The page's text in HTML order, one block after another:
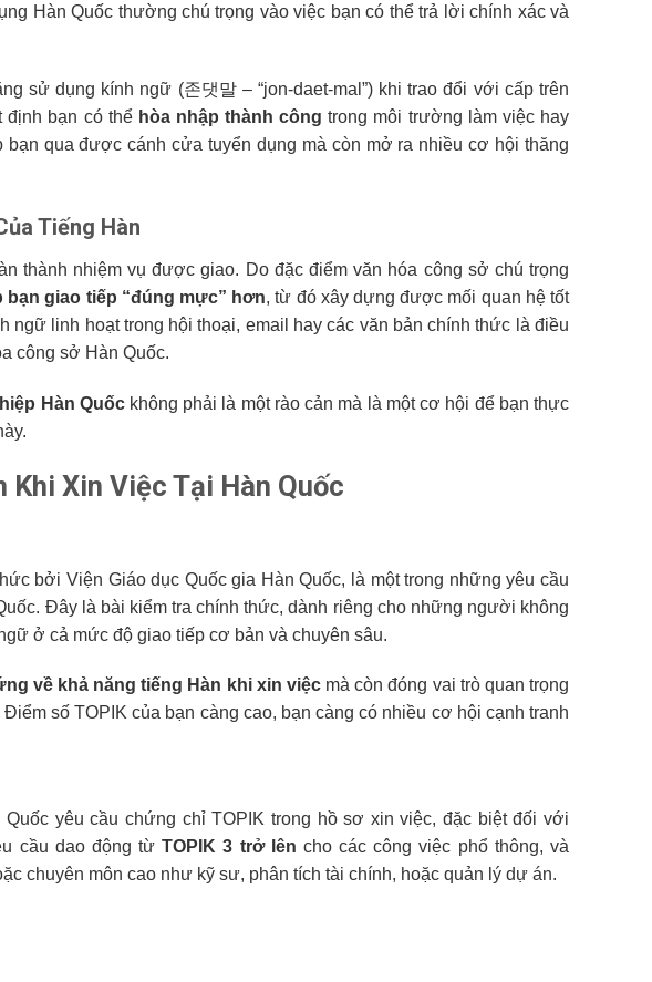
Hàn Quốc thường chú trọng vào việc bạn có thể trả lời chính xác và
sử dụng kính ngữ (존댓말 – “jon-daet-mal”) khi trao đổi với cấp trên
định bạn có thể hòa nhập thành công trong môi trường làm việc hay
qua được cánh cửa tuyển dụng mà còn mở ra nhiều cơ hội thăng
Tiếng Hàn
thành nhiệm vụ được giao. Do đặc điểm văn hóa công sở chú trọng
bạn giao tiếp “đúng mực” hơn, từ đó xây dựng được mối quan hệ tốt
ngữ linh hoạt trong hội thoại, email hay các văn bản chính thức là điều
công sở Hàn Quốc.
Hàn Quốckhông phải là một rào cản mà là một cơ hội để bạn thực
Khi Xin Việc Tại Hàn Quốc
bởi Viện Giáo dục Quốc gia Hàn Quốc, là một trong những yêu cầu
Đây là bài kiểm tra chính thức, dành riêng cho những người không
ở cả mức độ giao tiếp cơ bản và chuyên sâu.
về khả năng tiếng Hàn khi xin việcmà còn đóng vai trò quan trọng
số TOPIK của bạn càng cao, bạn càng có nhiều cơ hội cạnh tranh
yêu cầu chứng chỉ TOPIK trong hồ sơ xin việc, đặc biệt đối với
cầu dao động từTOPIK 3 trở lên cho các công việc phổ thông, và
chuyên môn cao như kỹ sư, phân tích tài chính, hoặc quản lý dự án.